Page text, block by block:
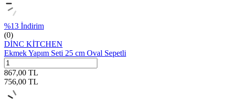
%13 İndirim
(0)
DİNC KİTCHEN
Ekmek Yapım Seti 25 cm Oval Sepetli
867,00 TL
756,00 TL